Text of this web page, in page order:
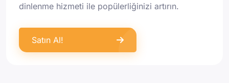
dinlenme hizmeti ile popülerliğinizi artırın.
Satın Al!